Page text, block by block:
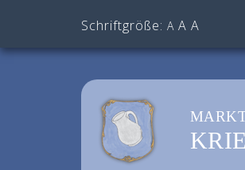
Schriftgröße: A A A